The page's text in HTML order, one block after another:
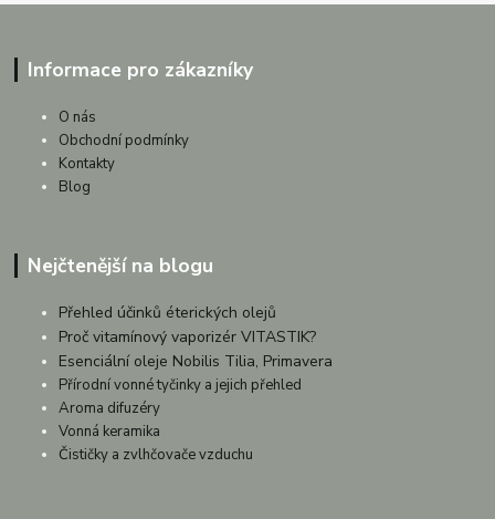
Informace pro zákazníky
O nás
Obchodní podmínky
Kontakty
Blog
Nejčtenější na blogu
Přehled účinků éterických olejů
Proč vitamínový vaporizér VITASTIK?
Esenciální oleje Nobilis Tilia, Primavera
Přírodní vonné tyčinky a jejich přehled
Aroma difuzéry
Vonná keramika
Čističky a zvlhčovače vzduchu